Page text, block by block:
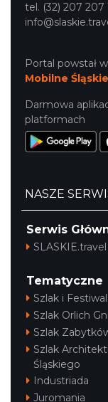
tel. (32) 207 207
Portal powstał
Mobilne Śląskie
Darmowa
platformach
NASZE
Serwis
SLASKIE.travel
Tematyczne
Szlak i
Szlak Orlich
Szlak
Szlak
Śląskiego
Industriada
Juromania